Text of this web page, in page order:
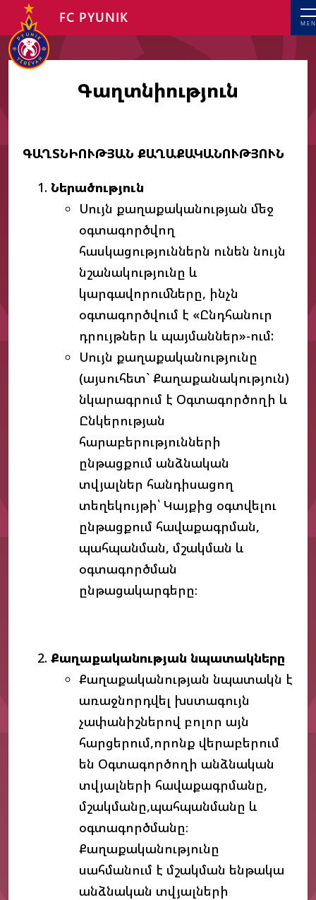
FC PYUNIK
Գաղտնիություն
ԳԱՂՏՆԻՈՒԹՅԱՆ ՔԱՂԱՔԱԿԱՆՈՒԹՅՈՒՆ
Ներածություն
Սույն քաղաքականության մեջ
օգտագործվող
հասկացություններն ունեն նույն
նշանակությունը և
կարգավորումները, ինչն
օգտագործվում է «Ընդհանուր
դրույթներ և պայմաններ»-ում:
Սույն քաղաքականությունը
(այսուհետ` Քաղաքանակություն)
նկարագրում է Օգտագործողի և
Ընկերության
հարաբերությունների
ընթացքում անձնական
տվյալներ հանդիսացող
տեղեկույթի՝ Կայքից օգտվելու
ընթացքում հավաքագրման,
պահպանման, մշակման և
օգտագործման
ընթացակարգերը։
Քաղաքականության նպատակները
Քաղաքականության նպատակն է
առաջնորդվել խստագույն
չափանիշներով բոլոր այն
հարցերում,որոնք վերաբերում
են Օգտագործողի անձնական
տվյալների հավաքագրմանը,
մշակմանը,պահպանմանը և
օգտագործմանը։
Քաղաքականությունը
սահմանում է մշակման ենթակա
անձնական տվյալների